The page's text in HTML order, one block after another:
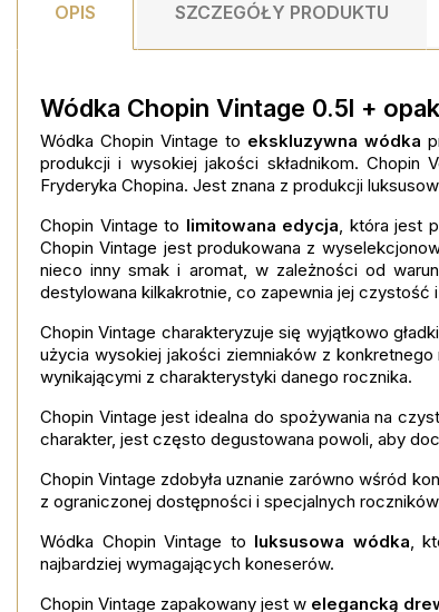
OPIS SZCZEGÓŁY PRODUKTU
Wódka Chopin Vintage 0.5l +
Wódka Chopin Vintage to ekskluzywna wódka
produkcji i wysokiej jakości składnikom. Chopin
Fryderyka Chopina. Jest znana z produkcji
Chopin Vintage to limitowana edycja, która jest
Chopin Vintage jest produkowana z
nieco inny smak i aromat, w zależności od
destylowana kilkakrotnie, co zapewnia jej
Chopin Vintage charakteryzuje się wyjątkowo
użycia wysokiej jakości ziemniaków z
wynikającymi z charakterystyki danego rocznika.
Chopin Vintage jest idealna do spożywania na
charakter, jest często degustowana powoli, aby
Chopin Vintage zdobyła uznanie zarówno wśród
z ograniczonej dostępności i specjalnych
Wódka Chopin Vintage to luksusowa wódka,
najbardziej wymagających koneserów.
Chopin Vintage zapakowany jest w elegancką